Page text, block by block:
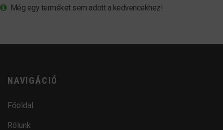
Még egy terméket sem adott a kedvencekhez!
NAVIGÁCIÓ
Főoldal
Rólunk